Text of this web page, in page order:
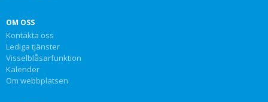
OM OSS
Kontakta oss
Lediga tjänster
Visselblåsarfunktion
Kalender
Om webbplatsen